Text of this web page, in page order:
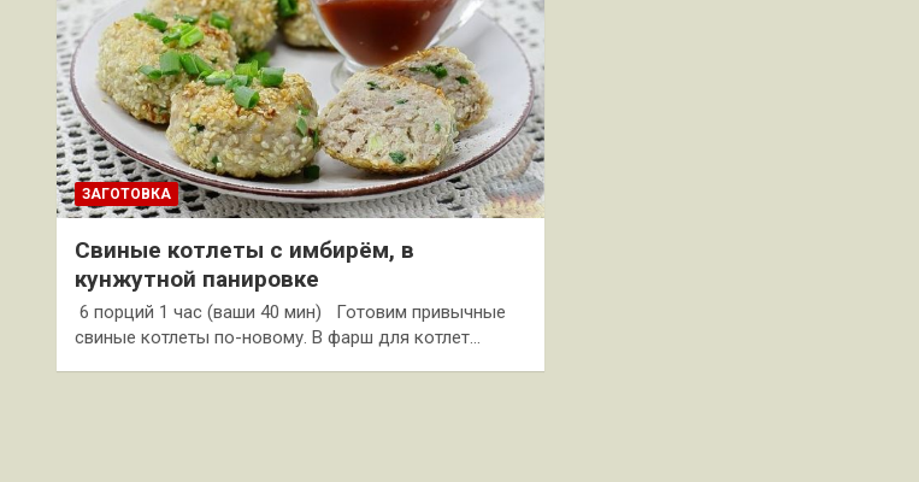
ЗАГОТОВКА
Свиные котлеты с имбирём, в
кунжутной панировке
6 порций 1 час (ваши 40 мин) Готовим привычные
свиные котлеты по-новому. В фарш для котлет…